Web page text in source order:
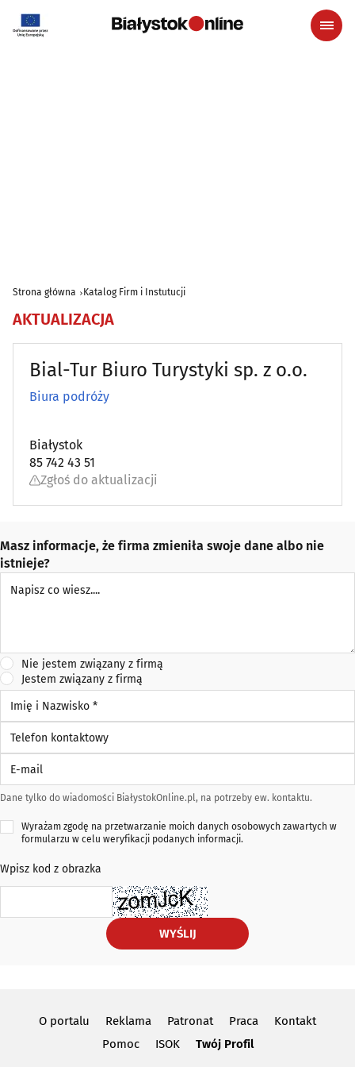
Strona główna Katalog Firm i Instutucji
AKTUALIZACJA
Bial-Tur Biuro Turystyki sp. z o.o.
Biura podróży
Białystok
85 742 43 51
Zgłoś do aktualizacji
Masz informacje, że firma zmieniła swoje dane albo nie
istnieje?
Nie jestem związany z firmą
Jestem związany z firmą
Dane tylko do wiadomości BiałystokOnline.pl, na potrzeby ew. kontaktu.
Wyrażam zgodę na przetwarzanie moich danych osobowych zawartych w
formularzu w celu weryfikacji podanych informacji.
Wpisz kod z obrazka
WYŚLIJ
O portalu Reklama Patronat Praca
Kontakt
Pomoc
ISOK Twój Profil